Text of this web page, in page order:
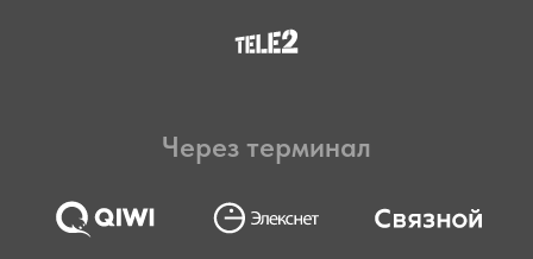
Через терминал